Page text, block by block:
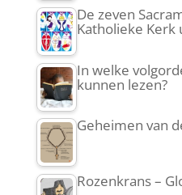
De zeven
Katholieke Kerk
In welke
kunnen lezen?
Geheimen van
Rozenkrans –